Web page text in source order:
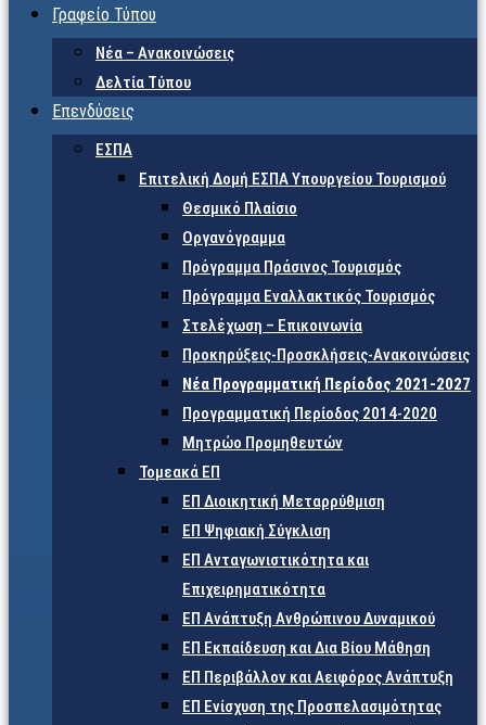
Γραφείο Τύπου
Νέα – Ανακοινώσεις
Δελτία Τύπου
Επενδύσεις
ΕΣΠΑ
Επιτελική Δομή ΕΣΠΑ Υπουργείου Τουρισμού
Θεσμικό Πλαίσιο
Οργανόγραμμα
Πρόγραμμα Πράσινος Τουρισμός
Πρόγραμμα Εναλλακτικός Τουρισμός
Στελέχωση – Επικοινωνία
Προκηρύξεις-Προσκλήσεις-Ανακοινώσεις
Νέα Προγραμματική Περίοδος 2021-2027
Προγραμματική Περίοδος 2014-2020
Μητρώο Προμηθευτών
Τομεακά ΕΠ
ΕΠ Διοικητική Μεταρρύθμιση
ΕΠ Ψηφιακή Σύγκλιση
ΕΠ Ανταγωνιστικότητα και
Επιχειρηματικότητα
ΕΠ Ανάπτυξη Ανθρώπινου Δυναμικού
ΕΠ Εκπαίδευση και Δια Βίου Μάθηση
ΕΠ Περιβάλλον και Αειφόρος Ανάπτυξη
ΕΠ Ενίσχυση της Προσπελασιμότητας